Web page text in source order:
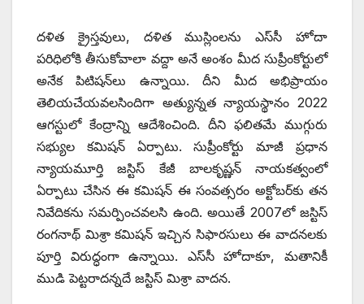
దళిత క్రైస్తవులు, దళిత ముస్లింలను ఎస్‌సీ హోదా
పరిధిలోకి తీసుకోవాలా వద్దా అనే అంశం మీద సుప్రీంకోర్టులో
అనేక పిటిషన్‌లు ఉన్నాయి. దీని మీద అభిప్రాయం
తెలియచేయవలసిందిగా అత్యున్నత న్యాయస్థానం 2022
ఆగస్టులో కేంద్రాన్ని ఆదేశించింది. దీని ఫలితమే ముగ్గురు
సభ్యుల కమిషన్‌ ఏర్పాటు. సుప్రీంకోర్టు మాజీ ప్రధాన
న్యాయమూర్తి జస్టిస్‌ ‌కేజీ బాలకృష్ణన్‌ ‌నాయకత్వంలో
ఏర్పాటు చేసిన ఈ కమిషన్‌ ఈ ‌సంవత్సరం అక్టోబర్‌కు తన
నివేదికను సమర్పించవలసి ఉంది. అయితే 2007లో జస్టిస్‌
‌రంగనాథ్‌ ‌మిశ్రా కమిషన్‌ ఇచ్చిన సిఫారసులు ఈ వాదనలకు
పూర్తి విరుద్ధంగా ఉన్నాయి. ఎస్‌సీ హోదాకూ, మతానికీ
ముడి పెట్టరాదన్నదే జస్టిస్‌ ‌మిశ్రా వాదన.